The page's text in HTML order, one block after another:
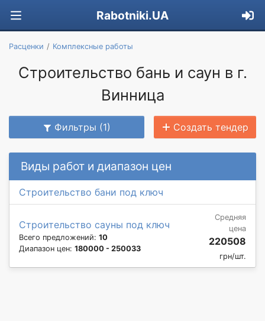
Rabotniki.UA
Расценки Комплексные работы
Строительство бань и саун в г.
Винница
Фильтры (1) Создать тендер
Виды работ и диапазон цен
Строительство бани под ключ
Строительство сауны под ключ
Всего предложений: 10
Диапазон цен: 180000 - 250033
Средняя
цена
220508
грн/шт.